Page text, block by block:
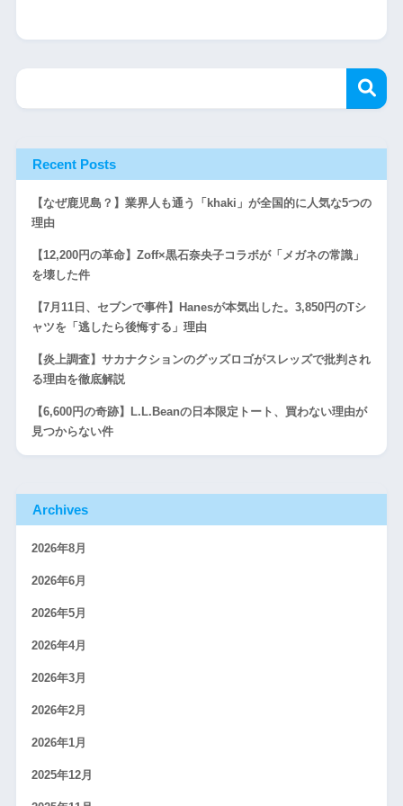
Recent Posts
【なぜ鹿児島？】業界人も通う「khaki」が全国的に人気な5つの
理由
【12,200円の革命】Zoff×黒石奈央子コラボが「メガネの常識」
を壊した件
【7月11日、セブンで事件】Hanesが本気出した。3,850円のTシ
ャツを「逃したら後悔する」理由
【炎上調査】サカナクションのグッズロゴがスレッズで批判され
る理由を徹底解説
【6,600円の奇跡】L.L.Beanの日本限定トート、買わない理由が
見つからない件
Archives
2026年8月
2026年6月
2026年5月
2026年4月
2026年3月
2026年2月
2026年1月
2025年12月